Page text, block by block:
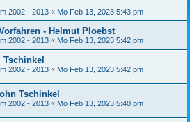
2002 - 2013 « Mo Feb 13, 2023 5:43 pm
- Helmut Ploebst
2002 - 2013 « Mo Feb 13, 2023 5:42 pm
Tschinkel
2002 - 2013 « Mo Feb 13, 2023 5:42 pm
Tschinkel
2002 - 2013 « Mo Feb 13, 2023 5:40 pm